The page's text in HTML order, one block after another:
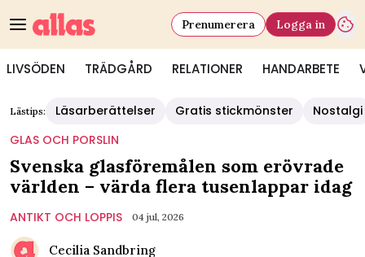
LIVSÖDEN TRÄDGÅRD RELATIONER HANDARBETE
Prenumerera Logga in
Lästips: Läsarberättelser Gratis stickmönster
Nostalgi
GLAS OCH PORSLIN
Svenska glasföremålen som erövrade
världen – värda flera tusenlappar idag
ANTIKT OCH LOPPIS 04 jul, 2026
Cecilia Sandbring